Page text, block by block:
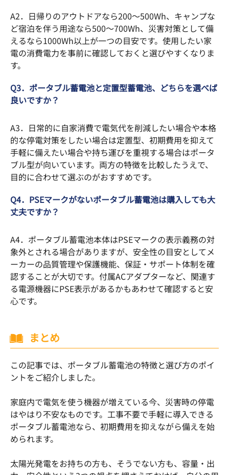
A2．日帰りのアウトドアなら200〜500Wh、キャンプな
ど宿泊を伴う用途なら500〜700Wh、災害対策として備
えるなら1000Wh以上が一つの目安です。使用したい家
電の消費電力を事前に確認しておくと選びやすくなりま
す。
Q3．ポータブル蓄電池と定置型蓄電池、どちらを選べば
良いですか？
A3．日常的に自家消費で電気代を削減したい場合や本格
的な停電対策をしたい場合は定置型、初期費用を抑えて
手軽に備えたい場合や持ち運びを重視する場合はポータ
ブル型が向いています。両方の特徴を比較したうえで、
目的に合わせて選ぶのがおすすめです。
Q4．PSEマークがないポータブル蓄電池は購入しても大
丈夫ですか？
A4．ポータブル蓄電池本体はPSEマークの表示義務の対
象外とされる場合がありますが、安全性の目安としてメ
ーカーの品質管理や保護機能、保証・サポート体制を確
認することが大切です。付属ACアダプターなど、関連す
る電源機器にPSE表示があるかもあわせて確認すると安
心です。
まとめ
この記事では、ポータブル蓄電池の特徴と選び方のポイ
ントをご紹介しました。
家庭内で電気を使う機器が増えている今、災害時の停電
はやはり不安なものです。工事不要で手軽に導入できる
ポータブル蓄電池なら、初期費用を抑えながら備えを始
められます。
太陽光発電をお持ちの方も、そうでない方も、容量・出